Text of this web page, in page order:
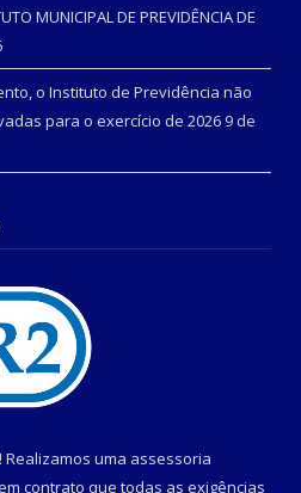
MUNICIPAL DE PREVIDÊNCIA DE
o Instituto de Previdência não
para o exercício de 2026 9 de
uma assessoria
contrato que todas as exigências